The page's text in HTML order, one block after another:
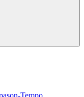
Tempo